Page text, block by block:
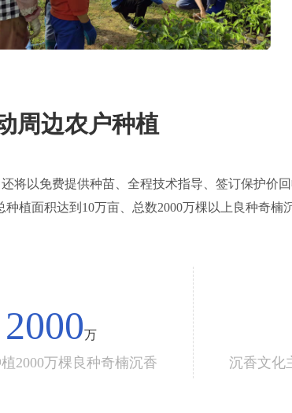
周边农户种植
将以免费提供种苗、全程技术指导、签订保护价回
植面积达到10万亩、总数2000万棵以上良种奇楠
2000万
2000万棵良种奇楠沉香 沉香文化